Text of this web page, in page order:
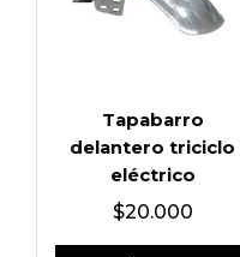
Tapabarro
delantero triciclo
eléctrico
$20.000